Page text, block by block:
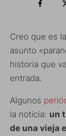
Creo que es
asunto
historia que
entrada.
Algunos
la noticia: un
de una vieja